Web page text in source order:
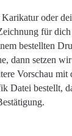
oder
für
bestellten
dann setzen
Vorschau mit
Datei bestellt,